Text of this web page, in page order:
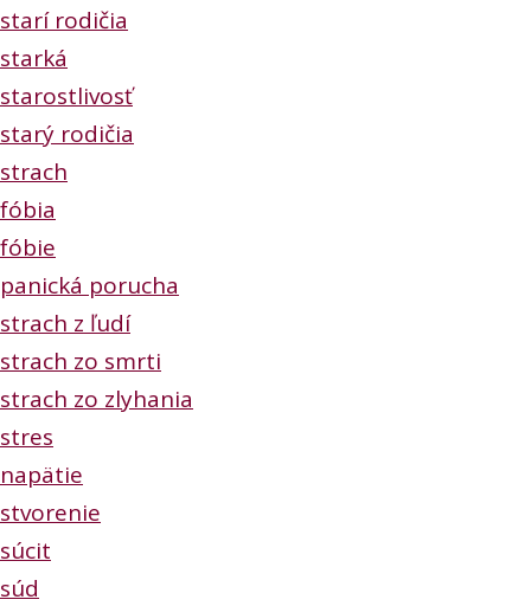
starí rodičia
starká
starostlivosť
starý rodičia
strach
fóbia
fóbie
panická porucha
strach z ľudí
strach zo smrti
strach zo zlyhania
stres
napätie
stvorenie
súcit
súd